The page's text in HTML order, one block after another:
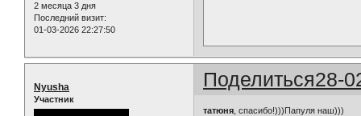
2 месяца 3 дня
Последний визит:
01-03-2026 22:27:50
Поделиться28-
Nyusha
Участник
татюня , спасибо!)))Папуля наш)))